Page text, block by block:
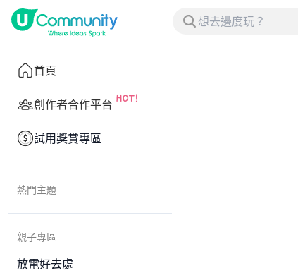
首頁
創作者合作平台
試用獎賞專區
熱門主題
親子專區
放電好去處